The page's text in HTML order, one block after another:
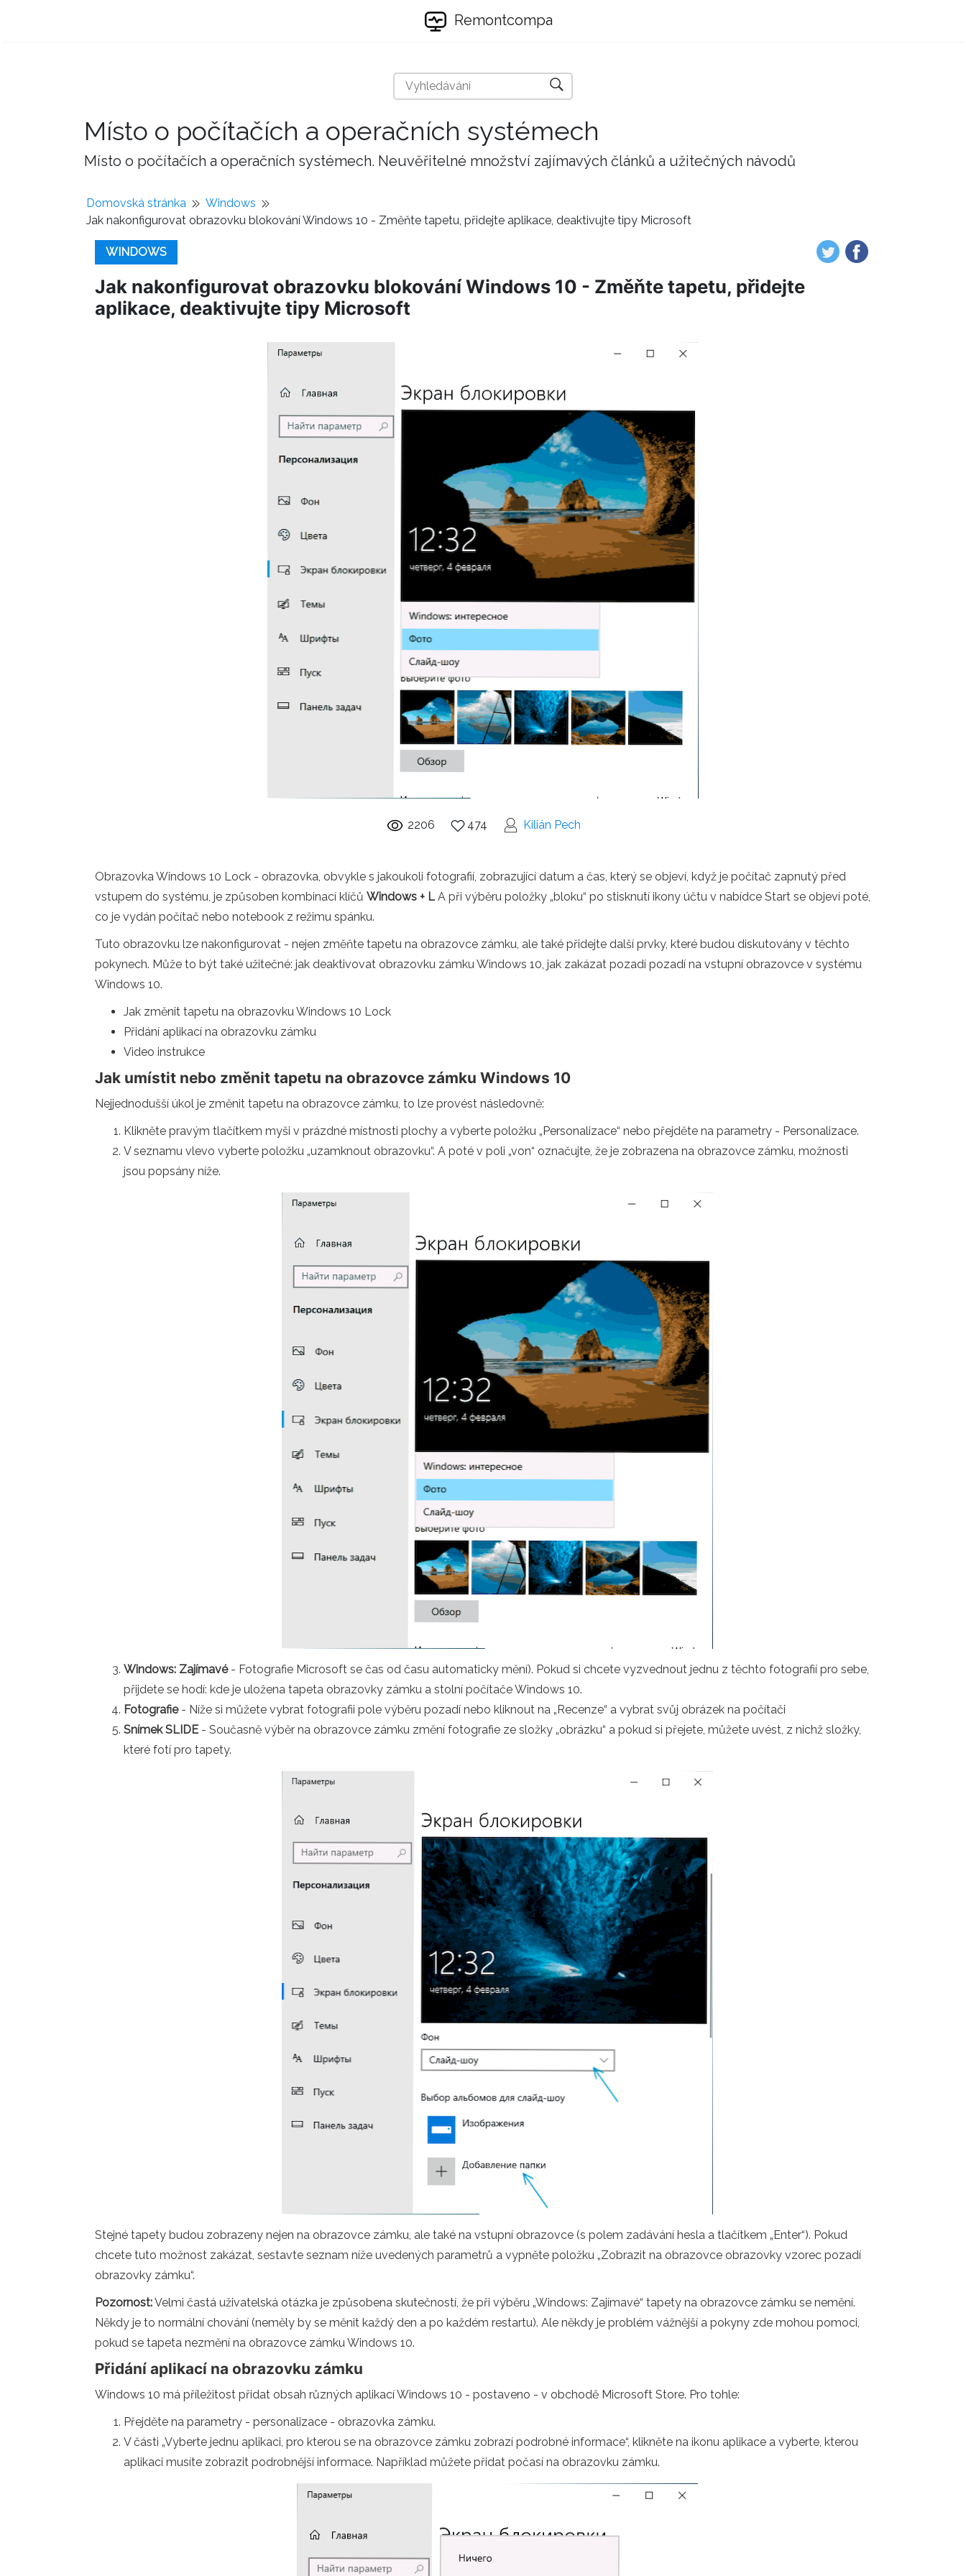
Remontcompa
Místo o počítačích a operačních systémech
Místo o počítačích a operačních systémech. Neuvěřitelné množství zajímavých článků a užitečných návodů
Domovská stránka
Windows
Jak nakonfigurovat obrazovku blokování Windows 10 - Změňte tapetu, přidejte aplikace, deaktivujte tipy Microsoft
WINDOWS
Jak nakonfigurovat obrazovku blokování Windows 10 - Změňte tapetu, přidejte
aplikace, deaktivujte tipy Microsoft
2206 474 Kilián Pech
Obrazovka Windows 10 Lock - obrazovka, obvykle s jakoukoli fotografií, zobrazující datum a čas, který se objeví, když je počítač zapnutý před
vstupem do systému, je způsoben kombinací klíčů Windows + LA při výběru položky „bloku“ po stisknutí ikony účtu v nabídce Start se objeví poté,
co je vydán počítač nebo notebook z režimu spánku.
Tuto obrazovku lze nakonfigurovat - nejen změňte tapetu na obrazovce zámku, ale také přidejte další prvky, které budou diskutovány v těchto
pokynech. Může to být také užitečné: jak deaktivovat obrazovku zámku Windows 10, jak zakázat pozadí pozadí na vstupní obrazovce v systému
Windows 10.
Jak změnit tapetu na obrazovku Windows 10 Lock
Přidání aplikací na obrazovku zámku
Video instrukce
Jak umístit nebo změnit tapetu na obrazovce zámku Windows 10
Nejjednodušší úkol je změnit tapetu na obrazovce zámku, to lze provést následovně:
Klikněte pravým tlačítkem myši v prázdné místnosti plochy a vyberte položku „Personalizace“ nebo přejděte na parametry - Personalizace.
V seznamu vlevo vyberte položku „uzamknout obrazovku“. A poté v poli „von“ označujte, že je zobrazena na obrazovce zámku, možnosti
jsou popsány níže.
Windows: Zajímavé- Fotografie Microsoft se čas od času automaticky mění). Pokud si chcete vyzvednout jednu z těchto fotografií pro sebe,
přijdete se hodí: kde je uložena tapeta obrazovky zámku a stolní počítače Windows 10.
Fotografie- Níže si můžete vybrat fotografii pole výběru pozadí nebo kliknout na „Recenze“ a vybrat svůj obrázek na počítači
Snímek SLIDE- Současně výběr na obrazovce zámku změní fotografie ze složky „obrázku“ a pokud si přejete, můžete uvést, z nichž složky,
které fotí pro tapety.
Stejné tapety budou zobrazeny nejen na obrazovce zámku, ale také na vstupní obrazovce (s polem zadávání hesla a tlačítkem „Enter“). Pokud
chcete tuto možnost zakázat, sestavte seznam níže uvedených parametrů a vypněte položku „Zobrazit na obrazovce obrazovky vzorec pozadí
obrazovky zámku“.
Pozornost:Velmi častá uživatelská otázka je způsobena skutečností, že při výběru „Windows: Zajímavé“ tapety na obrazovce zámku se nemění.
Někdy je to normální chování (neměly by se měnit každý den a po každém restartu). Ale někdy je problém vážnější a pokyny zde mohou pomoci,
pokud se tapeta nezmění na obrazovce zámku Windows 10.
Přidání aplikací na obrazovku zámku
Windows 10 má příležitost přidat obsah různých aplikací Windows 10 - postaveno - v obchodě Microsoft Store. Pro tohle:
Přejděte na parametry - personalizace - obrazovka zámku.
V části „Vyberte jednu aplikaci, pro kterou se na obrazovce zámku zobrazí podrobné informace“, klikněte na ikonu aplikace a vyberte, kterou
aplikaci musíte zobrazit podrobnější informace. Například můžete přidat počasí na obrazovku zámku.